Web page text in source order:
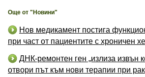
Още от "Новини"
Нов медикамент постига
при част от пациентите с хроничен
ДНК-ремонтен ген „излиза извън
отвори път към нови терапии при рак